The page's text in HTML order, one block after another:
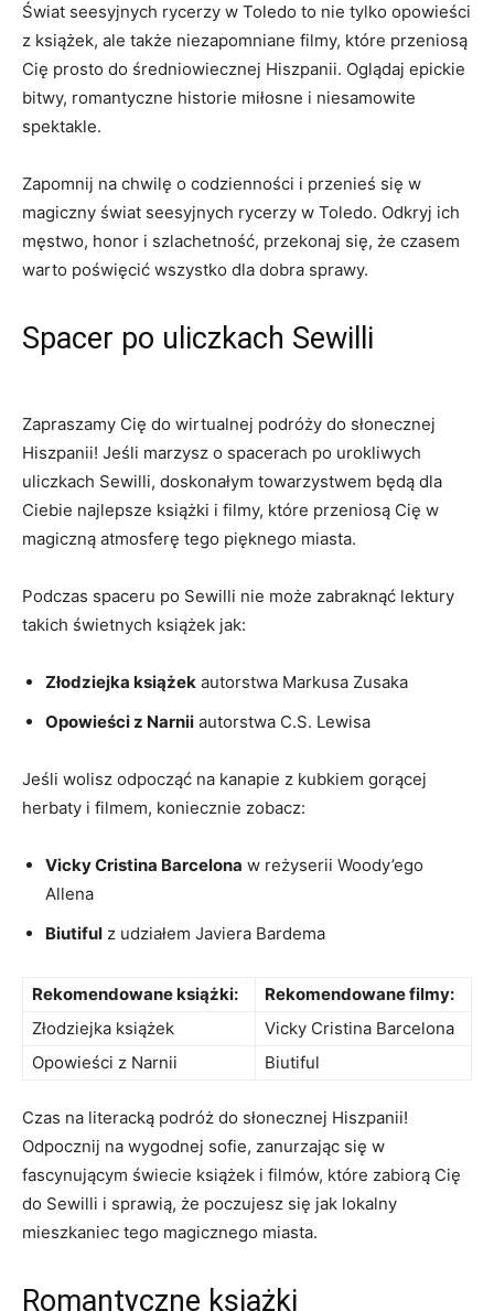
Świat seesyjnych rycerzy w Toledo to⁣ nie tylko opowieści
z⁣ książek, ale ‍także niezapomniane filmy, które⁤ przeniosą
Cię prosto do średniowiecznej Hiszpanii. Oglądaj epickie
bitwy, romantyczne ⁣historie miłosne ‌i niesamowite⁤
spektakle.
Zapomnij na chwilę o codzienności i przenieś się w
magiczny świat seesyjnych rycerzy w Toledo. Odkryj ich
męstwo, honor i szlachetność, przekonaj się, ​że czasem
warto poświęcić wszystko dla dobra sprawy.
Spacer po uliczkach Sewilli
Zapraszamy Cię ⁣do wirtualnej podróży⁢ do słonecznej
Hiszpanii! Jeśli marzysz o spacerach po urokliwych
uliczkach Sewilli,⁤ doskonałym towarzystwem będą dla⁣
Ciebie najlepsze książki i‌ filmy, ⁢które przeniosą Cię w
magiczną atmosferę tego ‍pięknego miasta.
Podczas spaceru po Sewilli‍ nie może zabraknąć lektury
takich świetnych książek jak:
Złodziejka książek autorstwa Markusa Zusaka
Opowieści z Narnii autorstwa‌ C.S. Lewisa
Jeśli wolisz ⁢odpocząć na kanapie z kubkiem gorącej
herbaty ⁢i filmem, ⁣koniecznie zobacz:
Vicky Cristina Barcelona w reżyserii ⁣Woody’ego⁢
Allena
Biutiful ‍z udziałem Javiera Bardema
Rekomendowane książki:
Rekomendowane filmy:
Złodziejka książek
Vicky Cristina Barcelona
Opowieści z Narnii
Biutiful
Czas na ⁣literacką podróż do słonecznej ⁢Hiszpanii!⁤
Odpocznij na wygodnej sofie, zanurzając się w
fascynującym ‌świecie ⁣książek i filmów, które zabiorą Cię
do Sewilli i sprawią, że poczujesz się jak lokalny
mieszkaniec tego magicznego miasta.
Romantyczne książki